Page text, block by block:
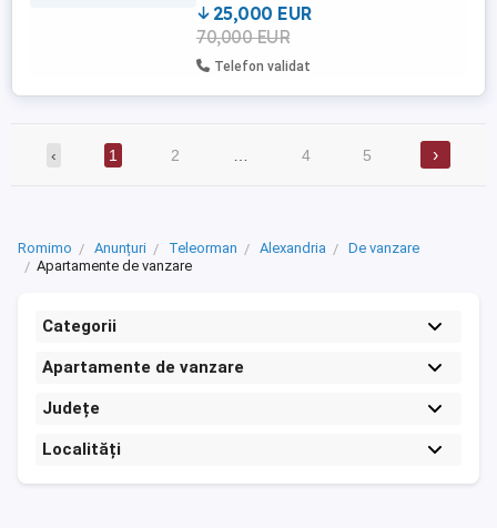
25,000 EUR
70,000 EUR
Telefon validat
‹ 1 2 4 5 ›
Romimo Anunțuri Teleorman Alexandria
De vanzare
Apartamente de vanzare
Categorii
Apartamente de vanzare
Județe
Localități